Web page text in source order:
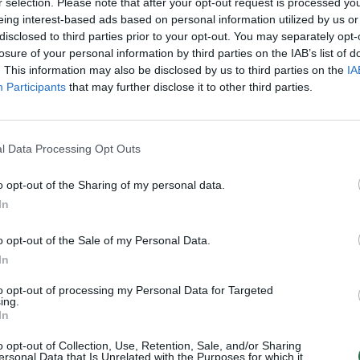
interest-based ads based on personal information utilized by us
to third parties prior to your opt-out. You may separately
of your personal information by third parties on the IAB’s list of
This information may also be disclosed by us to third parties on the
Participants that may further disclose it to other third parties.
Data Processing Opt Outs
opt-out of the Sharing of my personal data.
opt-out of the Sale of my Personal Data.
opt-out of processing my Personal Data for Targeted
opt-out of Collection, Use, Retention, Sale, and/or Sharing
Data that Is Unrelated with the Purposes for which it
Visi įrašai
mln.
surengti atakas prieš kritinę infrastruktūrą
Baltijos šalyse
už neatvykimą atsisveikinti su K.
situacijų“